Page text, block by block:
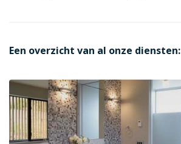
Een overzicht van al onze diensten: